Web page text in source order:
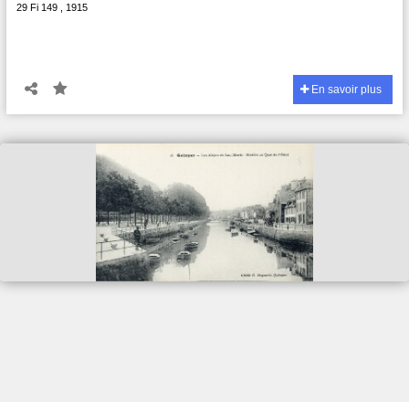
29 Fi 149 , 1915
En savoir plus